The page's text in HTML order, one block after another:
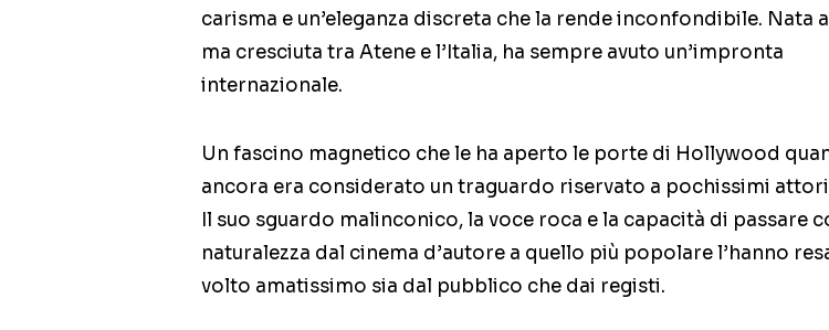
carisma e un’eleganza discreta che la rende inconfondibile. Nata
ma cresciuta tra Atene e l’Italia, ha sempre avuto un’impronta
internazionale.
Un fascino magnetico che le ha aperto le porte di Hollywood
ancora era considerato un traguardo riservato a pochissimi
Il suo sguardo malinconico, la voce roca e la capacità di passare
naturalezza dal cinema d’autore a quello più popolare l’hanno
volto amatissimo sia dal pubblico che dai registi.